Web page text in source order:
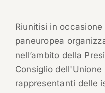
Riunitisi in
paneuropea
nell’ambito della
Consiglio
rappresentanti delle